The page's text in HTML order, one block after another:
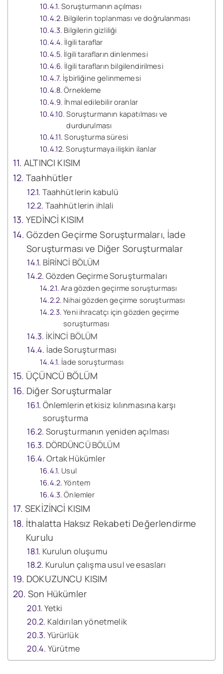
Soruşturmanın açılması
Bilgilerin toplanması ve doğrulanması
Bilgilerin gizliliği
İlgili taraflar
İlgili tarafların dinlenmesi
İlgili tarafların bilgilendirilmesi
İşbirliğine gelinmemesi
Örnekleme
İhmal edilebilir oranlar
Soruşturmanın kapatılması ve
durdurulması
Soruşturma süresi
Soruşturmaya ilişkin ilanlar
ALTINCI KISIM
Taahhütler
Taahhütlerin kabulü
Taahhütlerin ihlali
YEDİNCİ KISIM
Gözden Geçirme Soruşturmaları, İade
Soruşturması ve Diğer Soruşturmalar
BİRİNCİ BÖLÜM
Gözden Geçirme Soruşturmaları
Ara gözden geçirme soruşturması
Nihai gözden geçirme soruşturması
Yeni ihracatçı için gözden geçirme
soruşturması
İKİNCİ BÖLÜM
İade Soruşturması
İade soruşturması
ÜÇÜNCÜ BÖLÜM
Diğer Soruşturmalar
Önlemlerin etkisiz kılınmasına karşı
soruşturma
Soruşturmanın yeniden açılması
DÖRDÜNCÜ BÖLÜM
Ortak Hükümler
Usul
Yöntem
Önlemler
SEKİZİNCİ KISIM
İthalatta Haksız Rekabeti Değerlendirme
Kurulu
Kurulun oluşumu
Kurulun çalışma usul ve esasları
DOKUZUNCU KISIM
Son Hükümler
Yetki
Kaldırılan yönetmelik
Yürürlük
Yürütme